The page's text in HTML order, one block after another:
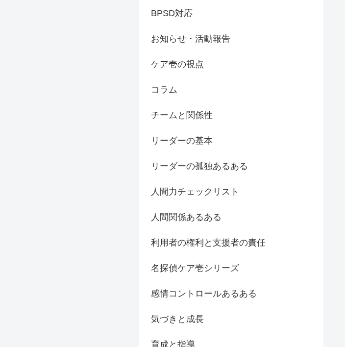
BPSD対応
お知らせ・活動報告
ケア壱の視点
コラム
チームと関係性
リーダーの基本
リーダーの孤独あるある
人間力チェックリスト
人間関係あるある
利用者の権利と支援者の責任
名探偵ケア壱シリーズ
感情コントロールあるある
気づきと成長
育成と指導